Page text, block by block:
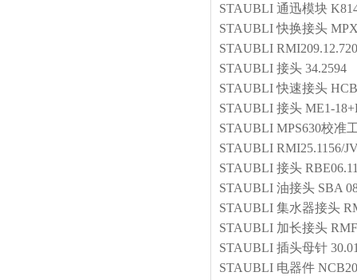
STAUBLI 通迅模块
STAUBLI 快换接头
STAUBLI
STAUBLI 接头 34.2594
STAUBLI 快速接头
STAUBLI 接头 ME1-
STAUBLI MPS630校准
STAUBLI RMI25.1156/
STAUBLI 接头
STAUBLI 油接头 SBA
STAUBLI 集水器接头
STAUBLI 加长接头
STAUBLI 插头母针
STAUBLI 电器件